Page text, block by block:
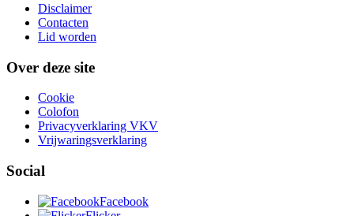
Disclaimer
Contacten
Lid worden
Over deze site
Cookie
Colofon
Privacyverklaring VKV
Vrijwaringsverklaring
Social
Facebook